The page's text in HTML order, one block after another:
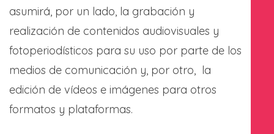
asumirá, por un lado, la grabación y
realización de contenidos audiovisuales y
fotoperiodísticos para su uso por parte de los
medios de comunicación y, por otro, la
edición de vídeos e imágenes para otros
formatos y plataformas.